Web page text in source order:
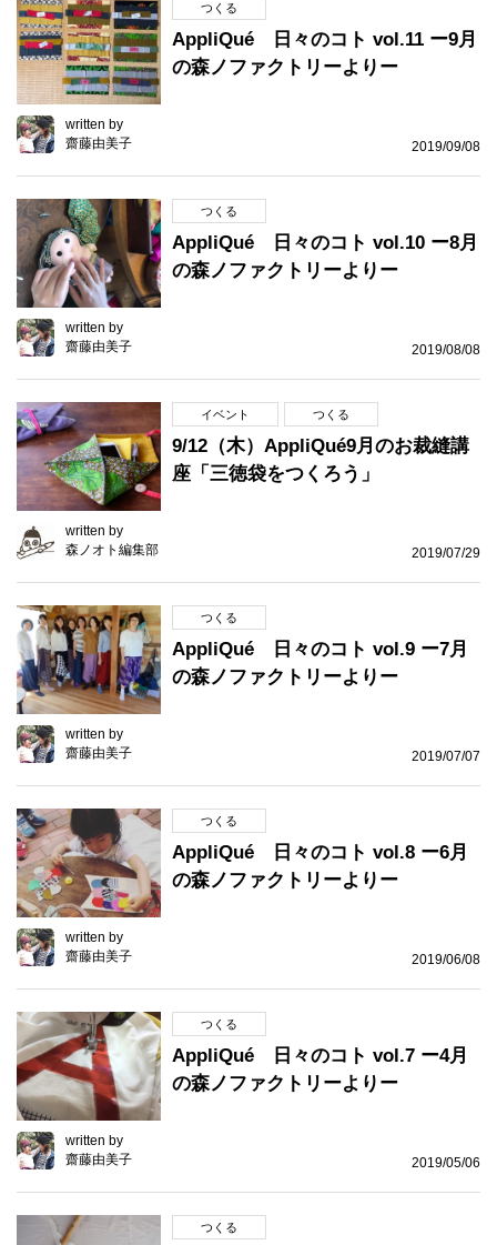
つくる
AppliQué 日々のコト vol.11 ー9月
の森ノファクトリーよりー
written by
齋藤由美子
2019/09/08
つくる
AppliQué 日々のコト vol.10 ー8月
の森ノファクトリーよりー
written by
齋藤由美子
2019/08/08
イベント つくる
9/12（木）AppliQué9月のお裁縫講
座「三徳袋をつくろう」
written by
森ノオト編集部
2019/07/29
つくる
AppliQué 日々のコト vol.9 ー7月
の森ノファクトリーよりー
written by
齋藤由美子
2019/07/07
つくる
AppliQué 日々のコト vol.8 ー6月
の森ノファクトリーよりー
written by
齋藤由美子
2019/06/08
つくる
AppliQué 日々のコト vol.7 ー4月
の森ノファクトリーよりー
written by
齋藤由美子
2019/05/06
つくる